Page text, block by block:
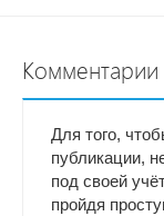
Комментарии
Для того,
публикации,
под своей
пройдя